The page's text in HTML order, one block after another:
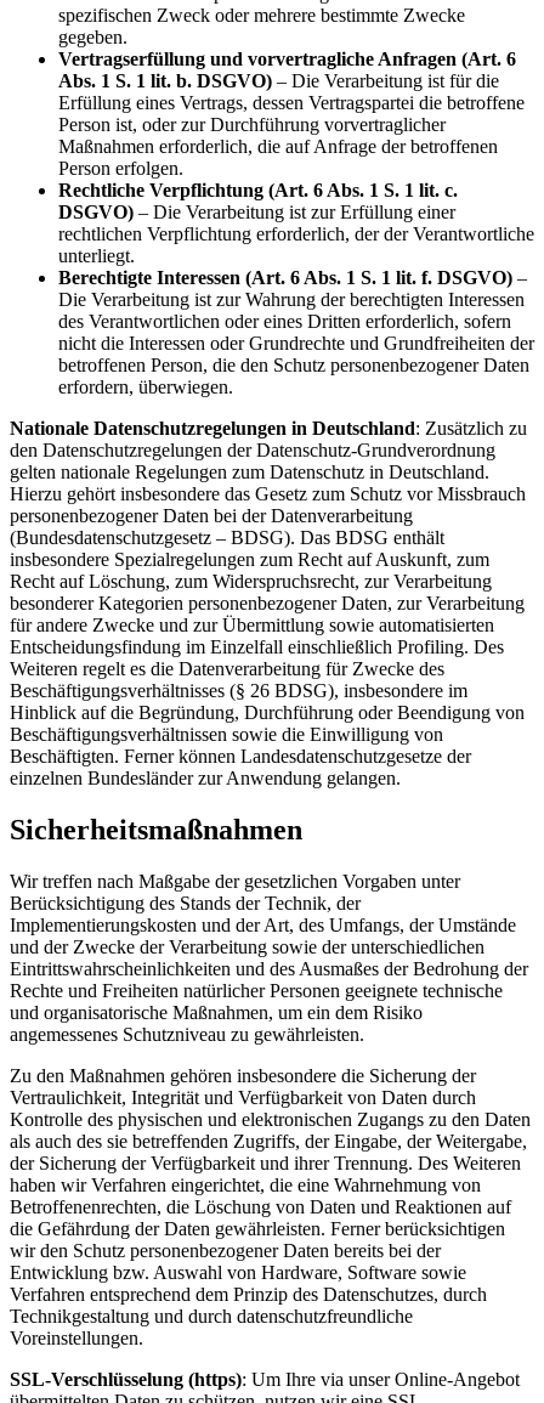
spezifischen Zweck oder mehrere bestimmte Zwecke
gegeben.
Vertragserfüllung und vorvertragliche Anfragen (Art. 6
Abs. 1 S. 1 lit. b. DSGVO) – Die Verarbeitung ist für die
Erfüllung eines Vertrags, dessen Vertragspartei die betroffene
Person ist, oder zur Durchführung vorvertraglicher
Maßnahmen erforderlich, die auf Anfrage der betroffenen
Person erfolgen.
Rechtliche Verpflichtung (Art. 6 Abs. 1 S. 1 lit. c.
DSGVO) – Die Verarbeitung ist zur Erfüllung einer
rechtlichen Verpflichtung erforderlich, der der Verantwortliche
unterliegt.
Berechtigte Interessen (Art. 6 Abs. 1 S. 1 lit. f. DSGVO) –
Die Verarbeitung ist zur Wahrung der berechtigten Interessen
des Verantwortlichen oder eines Dritten erforderlich, sofern
nicht die Interessen oder Grundrechte und Grundfreiheiten der
betroffenen Person, die den Schutz personenbezogener Daten
erfordern, überwiegen.
Nationale Datenschutzregelungen in Deutschland: Zusätzlich zu
den Datenschutzregelungen der Datenschutz-Grundverordnung
gelten nationale Regelungen zum Datenschutz in Deutschland.
Hierzu gehört insbesondere das Gesetz zum Schutz vor Missbrauch
personenbezogener Daten bei der Datenverarbeitung
(Bundesdatenschutzgesetz – BDSG). Das BDSG enthält
insbesondere Spezialregelungen zum Recht auf Auskunft, zum
Recht auf Löschung, zum Widerspruchsrecht, zur Verarbeitung
besonderer Kategorien personenbezogener Daten, zur Verarbeitung
für andere Zwecke und zur Übermittlung sowie automatisierten
Entscheidungsfindung im Einzelfall einschließlich Profiling. Des
Weiteren regelt es die Datenverarbeitung für Zwecke des
Beschäftigungsverhältnisses (§ 26 BDSG), insbesondere im
Hinblick auf die Begründung, Durchführung oder Beendigung von
Beschäftigungsverhältnissen sowie die Einwilligung von
Beschäftigten. Ferner können Landesdatenschutzgesetze der
einzelnen Bundesländer zur Anwendung gelangen.
Sicherheitsmaßnahmen
Wir treffen nach Maßgabe der gesetzlichen Vorgaben unter
Berücksichtigung des Stands der Technik, der
Implementierungskosten und der Art, des Umfangs, der Umstände
und der Zwecke der Verarbeitung sowie der unterschiedlichen
Eintrittswahrscheinlichkeiten und des Ausmaßes der Bedrohung der
Rechte und Freiheiten natürlicher Personen geeignete technische
und organisatorische Maßnahmen, um ein dem Risiko
angemessenes Schutzniveau zu gewährleisten.
Zu den Maßnahmen gehören insbesondere die Sicherung der
Vertraulichkeit, Integrität und Verfügbarkeit von Daten durch
Kontrolle des physischen und elektronischen Zugangs zu den Daten
als auch des sie betreffenden Zugriffs, der Eingabe, der Weitergabe,
der Sicherung der Verfügbarkeit und ihrer Trennung. Des Weiteren
haben wir Verfahren eingerichtet, die eine Wahrnehmung von
Betroffenenrechten, die Löschung von Daten und Reaktionen auf
die Gefährdung der Daten gewährleisten. Ferner berücksichtigen
wir den Schutz personenbezogener Daten bereits bei der
Entwicklung bzw. Auswahl von Hardware, Software sowie
Verfahren entsprechend dem Prinzip des Datenschutzes, durch
Technikgestaltung und durch datenschutzfreundliche
Voreinstellungen.
SSL-Verschlüsselung (https): Um Ihre via unser Online-Angebot